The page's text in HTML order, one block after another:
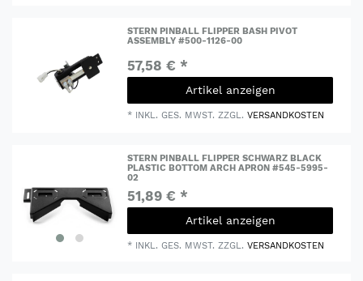
STERN PINBALL FLIPPER BASH PIVOT
ASSEMBLY #500-1126-00
57,58 € *
Artikel anzeigen
* INKL. GES. MWST. ZZGL.VERSANDKOSTEN
STERN PINBALL FLIPPER SCHWARZ BLACK
PLASTIC BOTTOM ARCH APRON #545-5995-
02
51,89 € *
Artikel anzeigen
* INKL. GES. MWST. ZZGL.VERSANDKOSTEN